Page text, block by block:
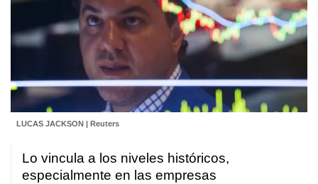
LUCAS JACKSON | Reuters
Lo vincula a los niveles históricos,
especialmente en las empresas